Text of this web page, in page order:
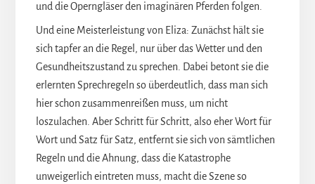
und die Operngläser den imaginären Pferden folgen.
Und eine Meisterleistung von Eliza: Zunächst hält sie
sich tapfer an die Regel, nur über das Wetter und den
Gesundheitszustand zu sprechen. Dabei betont sie die
erlernten Sprechregeln so überdeutlich, dass man sich
hier schon zusammenreißen muss, um nicht
loszulachen. Aber Schritt für Schritt, also eher Wort für
Wort und Satz für Satz, entfernt sie sich von sämtlichen
Regeln und die Ahnung, dass die Katastrophe
unweigerlich eintreten muss, macht die Szene so